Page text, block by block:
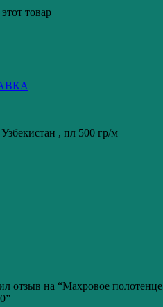
товар
, пл 500 гр/м
отзыв на “Махровое полотенце